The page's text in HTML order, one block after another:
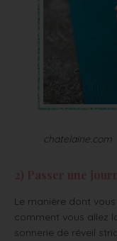
chatelaine.com
Le manière dont
comment vous allez
sonnerie de réveil